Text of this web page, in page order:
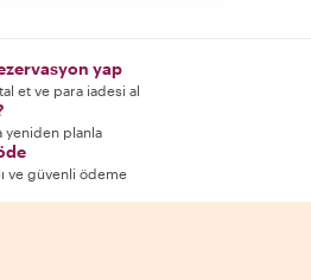
yap
et ve para iadesi al
yeniden planla
ve güvenli ödeme